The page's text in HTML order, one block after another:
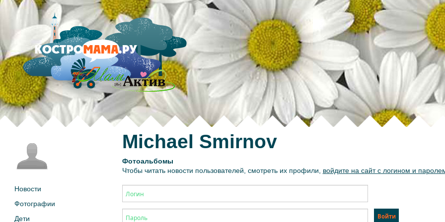
Новости
Фотографии
Дети
Michael Smirnov
Фотоальбомы
Чтобы читать новости пользователей, смотреть их профили, войдите на сайт с логином и